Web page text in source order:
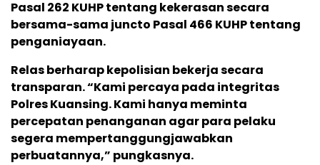
Pasal 262 KUHP tentang kekerasan secara
bersama-sama juncto Pasal 466 KUHP tentang
penganiayaan.
Relas berharap kepolisian bekerja secara
transparan. “Kami percaya pada integritas
Polres Kuansing. Kami hanya meminta
percepatan penanganan agar para pelaku
segera mempertanggungjawabkan
perbuatannya,” pungkasnya.